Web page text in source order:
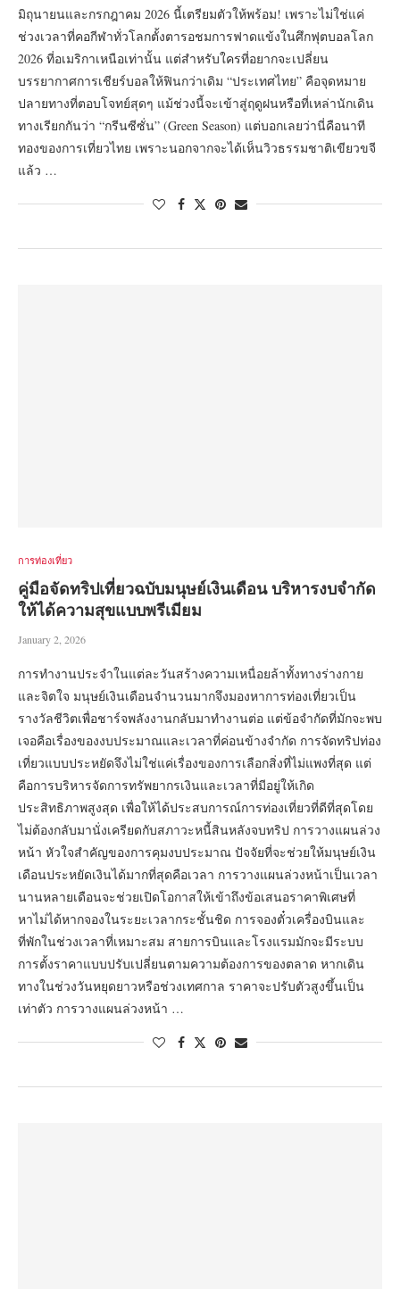
มิถุนายนและกรกฎาคม 2026 นี้เตรียมตัวให้พร้อม! เพราะไม่ใช่แค่
ช่วงเวลาที่คอกีฬาทั่วโลกตั้งตารอชมการฟาดแข้งในศึกฟุตบอลโลก
2026 ที่อเมริกาเหนือเท่านั้น แต่สำหรับใครที่อยากจะเปลี่ยน
บรรยากาศการเชียร์บอลให้ฟินกว่าเดิม “ประเทศไทย” คือจุดหมาย
ปลายทางที่ตอบโจทย์สุดๆ แม้ช่วงนี้จะเข้าสู่ฤดูฝนหรือที่เหล่านักเดิน
ทางเรียกกันว่า “กรีนซีซั่น” (Green Season) แต่บอกเลยว่านี่คือนาที
ทองของการเที่ยวไทย เพราะนอกจากจะได้เห็นวิวธรรมชาติเขียวขจี
แล้ว …
การท่องเที่ยว
คู่มือจัดทริปเที่ยวฉบับมนุษย์เงินเดือน บริหารงบจำกัด
ให้ได้ความสุขแบบพรีเมียม
January 2, 2026
การทำงานประจำในแต่ละวันสร้างความเหนื่อยล้าทั้งทางร่างกาย
และจิตใจ มนุษย์เงินเดือนจำนวนมากจึงมองหาการท่องเที่ยวเป็น
รางวัลชีวิตเพื่อชาร์จพลังงานกลับมาทำงานต่อ แต่ข้อจำกัดที่มักจะพบ
เจอคือเรื่องของงบประมาณและเวลาที่ค่อนข้างจำกัด การจัดทริปท่อง
เที่ยวแบบประหยัดจึงไม่ใช่แค่เรื่องของการเลือกสิ่งที่ไม่แพงที่สุด แต่
คือการบริหารจัดการทรัพยากรเงินและเวลาที่มีอยู่ให้เกิด
ประสิทธิภาพสูงสุด เพื่อให้ได้ประสบการณ์การท่องเที่ยวที่ดีที่สุดโดย
ไม่ต้องกลับมานั่งเครียดกับสภาวะหนี้สินหลังจบทริป การวางแผนล่วง
หน้า หัวใจสำคัญของการคุมงบประมาณ ปัจจัยที่จะช่วยให้มนุษย์เงิน
เดือนประหยัดเงินได้มากที่สุดคือเวลา การวางแผนล่วงหน้าเป็นเวลา
นานหลายเดือนจะช่วยเปิดโอกาสให้เข้าถึงข้อเสนอราคาพิเศษที่
หาไม่ได้หากจองในระยะเวลากระชั้นชิด การจองตั๋วเครื่องบินและ
ที่พักในช่วงเวลาที่เหมาะสม สายการบินและโรงแรมมักจะมีระบบ
การตั้งราคาแบบปรับเปลี่ยนตามความต้องการของตลาด หากเดิน
ทางในช่วงวันหยุดยาวหรือช่วงเทศกาล ราคาจะปรับตัวสูงขึ้นเป็น
เท่าตัว การวางแผนล่วงหน้า …